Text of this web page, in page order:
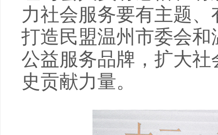
力社会服务要有主题
打造民盟温州市委会
公益服务品牌，扩大
史贡献力量。